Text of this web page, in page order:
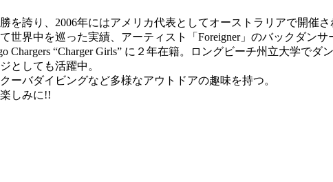
を誇り、2006年にはアメリカ代表としてオーストラリアで開催
界中を巡った実績、アーティスト「Foreigner」のバックダン
Chargers “Charger Girls” に２年在籍。ロングビーチ州立大学で
としても活躍中。
ーバダイビングなど多様なアウトドアの趣味を持つ。
しみに!!